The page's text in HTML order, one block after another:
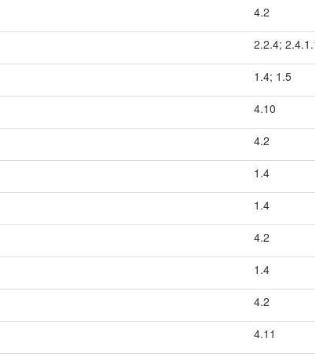
4.2
2.2.4;
1.4; 1.5
4.10
4.2
1.4
1.4
4.2
1.4
4.2
4.11